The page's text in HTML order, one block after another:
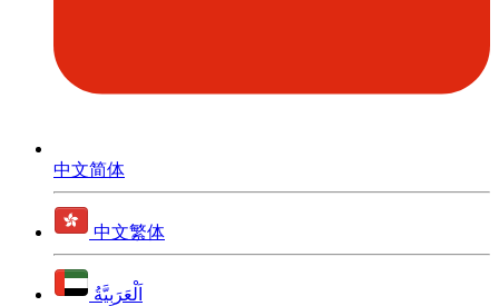
中文简体
中文繁体
اَلْعَرَبِيَّةُ